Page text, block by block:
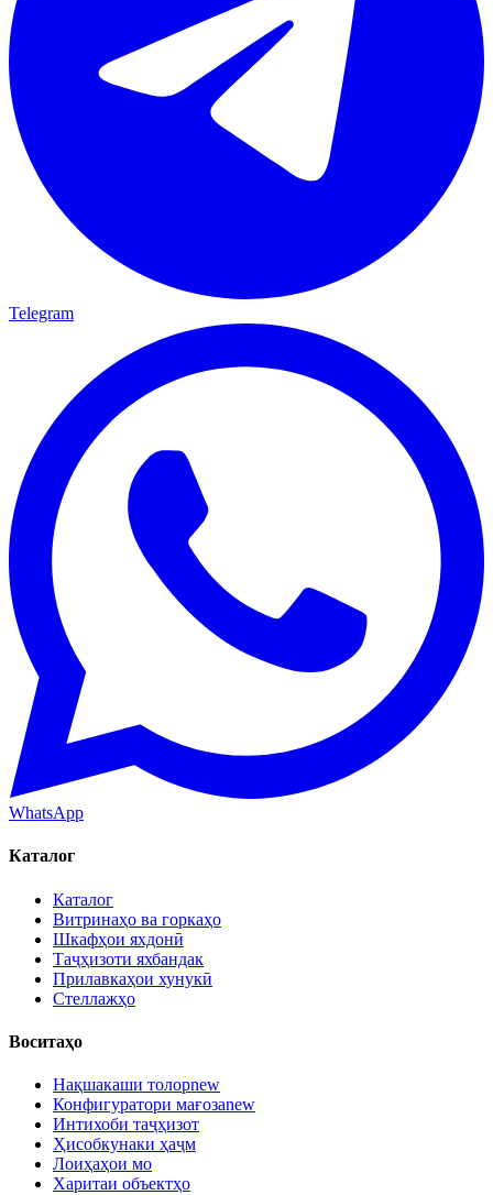
Telegram
WhatsApp
Каталог
Каталог
Витринаҳо ва горкаҳо
Шкафҳои яхдонӣ
Таҷҳизоти яхбандак
Прилавкаҳои хунукӣ
Стеллажҳо
Воситаҳо
Нақшакаши толорnew
Конфигуратори мағозаnew
Интихоби таҷҳизот
Ҳисобкунаки ҳаҷм
Лоиҳаҳои мо
Харитаи объектҳо